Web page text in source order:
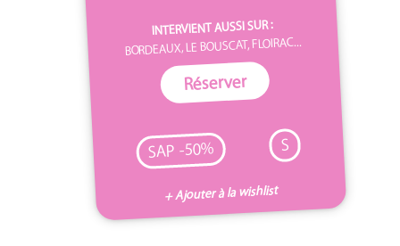
INTERVIENT AUSSI SUR :
BORDEAUX, LE BOUSCAT, FLOIRAC...
Réserver
SAP -50% S
+ Ajouter à la wishlist